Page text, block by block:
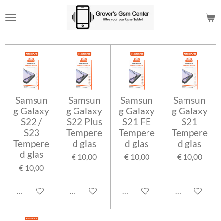
direct
de
hoofdinhoud
Samsun
g Galaxy
S22 /
S23
Tempere
d glas
€ 10,00
In winkelwagen
Samsun
g Galaxy
S22 Plus
Tempere
d glas
€ 10,00
In winkelwagen
Samsun
g Galaxy
S21 FE
Tempere
d glas
€ 10,00
In winkelwagen
Samsun
g Galaxy
S21
Tempere
d glas
€ 10,00
In